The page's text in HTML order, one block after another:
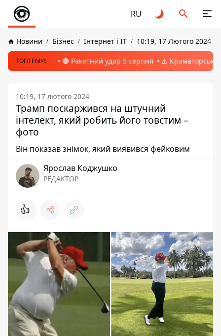
RU
Новини Бізнес Інтернет і ІТ 10:19, 17 Лютого 2024
ТОПТЕМИ: 🔴 Ракетний удар 5 серпня ⚠️ Краматорськ,
10:19, 17 лютого 2024
Трамп поскаржився на штучний
інтелект, який робить його товстим –
фото
Він показав знімок, який виявився фейковим
Ярослав Коджушко
РЕДАКТОР
👍